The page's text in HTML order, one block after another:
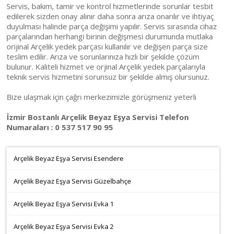
Servis, bakım, tamir ve kontrol hizmetlerinde sorunlar tesbit
edilerek sizden onay alınır daha sonra arıza onarılır ve ihtiyaç
duyulması halinde parça değişimi yapılır. Servis sırasında cihaz
parçalarından herhangi birinin değişmesi durumunda mutlaka
orijinal Arçelik yedek parçası kullanılır ve değişen parça size
teslim edilir. Arıza ve sorunlarınıza hızlı bir şekilde çözüm
bulunur. Kaliteli hizmet ve orjinal Arçelik yedek parçalarıyla
teknik servis hizmetini sorunsuz bir şekilde almış olursunuz.
Bize ulaşmak için çağrı merkezimizle görüşmeniz yeterli
İzmir Bostanlı Arçelik Beyaz Eşya Servisi Telefon
Numaraları : 0 537 517 90 95
Arçelik Beyaz Eşya Servisi Esendere
Arçelik Beyaz Eşya Servisi Güzelbahçe
Arçelik Beyaz Eşya Servisi Evka 1
Arçelik Beyaz Eşya Servisi Evka 2